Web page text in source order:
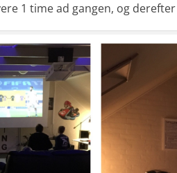
1 time ad gangen, og